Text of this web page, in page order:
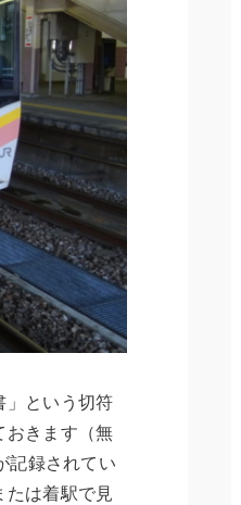
」という切符
おきます（無
記録されてい
たは着駅で見